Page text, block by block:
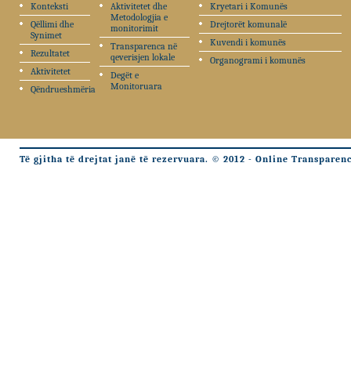
Konteksti
Qëllimi dhe
Synimet
Rezultatet
Aktivitetet
Qëndrueshmëria
Aktivitetet dhe
Metodologjia e
monitorimit
Transparenca në
qeverisjen lokale
Degët e
Monitoruara
Kryetari i Komunës
Drejtorët komunalë
Kuvendi i komunës
Organogrami i komunës
Të gjitha të drejtat janë të rezervuara. © 2012 - Online